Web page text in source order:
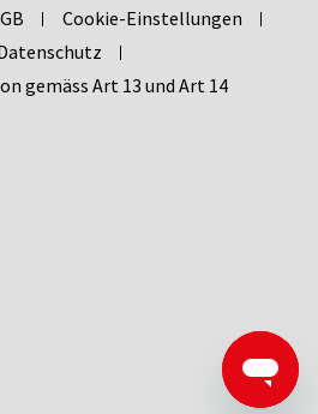
Cookie-Einstellungen
gemäss Art 13 und Art 14